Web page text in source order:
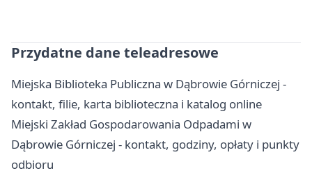
Przydatne dane teleadresowe
Miejska Biblioteka Publiczna w Dąbrowie Górniczej -
kontakt, filie, karta biblioteczna i katalog online
Miejski Zakład Gospodarowania Odpadami w
Dąbrowie Górniczej - kontakt, godziny, opłaty i punkty
odbioru